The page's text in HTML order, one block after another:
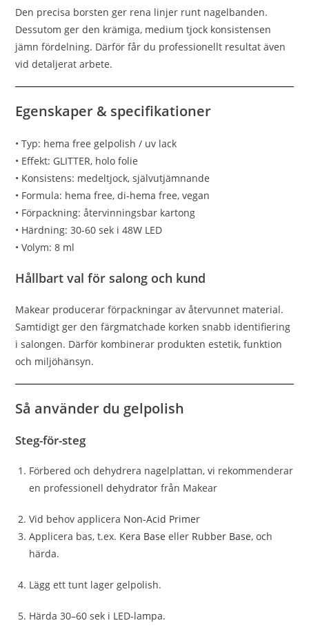
Den precisa borsten ger rena linjer runt nagelbanden.
Dessutom ger den krämiga, medium tjock konsistensen
jämn fördelning. Därför får du professionellt resultat även
vid detaljerat arbete.
Egenskaper & specifikationer
• Typ: hema free gelpolish / uv lack
• Effekt: GLITTER, holo folie
• Konsistens: medeltjock, självutjämnande
• Formula: hema free, di-hema free, vegan
• Förpackning: återvinningsbar kartong
• Härdning: 30-60 sek i 48W LED
• Volym: 8 ml
Hållbart val för salong och kund
Makear producerar förpackningar av återvunnet material.
Samtidigt ger den färgmatchade korken snabb identifiering
i salongen. Därför kombinerar produkten estetik, funktion
och miljöhänsyn.
Så använder du gelpolish
Steg-för-steg
Förbered och dehydrera nagelplattan, vi rekommenderar
en professionelldehydrator från Makear
Vid behov applicera Non-Acid Primer
Applicera bas, t.ex. Kera Base eller Rubber Base, och
härda.
Lägg ett tunt lager gelpolish.
Härda 30–60 sek i LED-lampa.